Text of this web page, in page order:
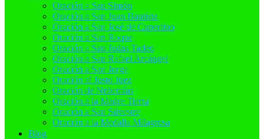
Oración a San Simón
Oración a San Juan Bautista
Oración a San José de Cupertino
Oración a San Roque
Oración a San Judas Tadeo
Oración a San Rafael Arcángel
Oración a San Jorge
Oración al Justo Juez
Oración de Nehemías
Oración a la Madre Tierra
Oración a San Silvestre
Oración a la Medalla Milagrosa
Blog